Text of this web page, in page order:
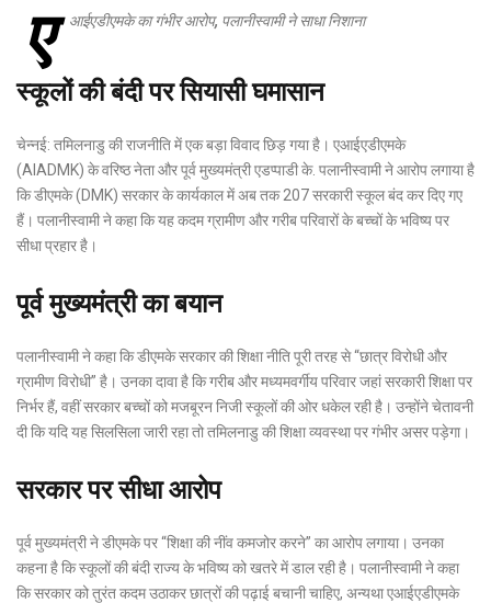
ए आईएडीएमके का गंभीर आरोप, पलानीस्वामी ने साधा निशाना
स्कूलों की बंदी पर सियासी घमासान
चेन्नई: तमिलनाडु की राजनीति में एक बड़ा विवाद छिड़ गया है। एआईएडीएमके
(AIADMK) के वरिष्ठ नेता और पूर्व मुख्यमंत्री एडप्पाडी के. पलानीस्वामी ने आरोप लगाया है
कि डीएमके (DMK) सरकार के कार्यकाल में अब तक 207 सरकारी स्कूल बंद कर दिए गए
हैं। पलानीस्वामी ने कहा कि यह कदम ग्रामीण और गरीब परिवारों के बच्चों के भविष्य पर
सीधा प्रहार है।
पूर्व मुख्यमंत्री का बयान
पलानीस्वामी ने कहा कि डीएमके सरकार की शिक्षा नीति पूरी तरह से “छात्र विरोधी और
ग्रामीण विरोधी” है। उनका दावा है कि गरीब और मध्यमवर्गीय परिवार जहां सरकारी शिक्षा पर
निर्भर हैं, वहीं सरकार बच्चों को मजबूरन निजी स्कूलों की ओर धकेल रही है। उन्होंने चेतावनी
दी कि यदि यह सिलसिला जारी रहा तो तमिलनाडु की शिक्षा व्यवस्था पर गंभीर असर पड़ेगा।
सरकार पर सीधा आरोप
पूर्व मुख्यमंत्री ने डीएमके पर “शिक्षा की नींव कमजोर करने” का आरोप लगाया। उनका
कहना है कि स्कूलों की बंदी राज्य के भविष्य को खतरे में डाल रही है। पलानीस्वामी ने कहा
कि सरकार को तुरंत कदम उठाकर छात्रों की पढ़ाई बचानी चाहिए, अन्यथा एआईएडीएमके